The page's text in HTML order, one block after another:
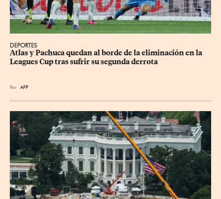
DEPORTES
Atlas y Pachuca quedan al borde de la eliminación en la
Leagues Cup tras sufrir su segunda derrota
Por AFP